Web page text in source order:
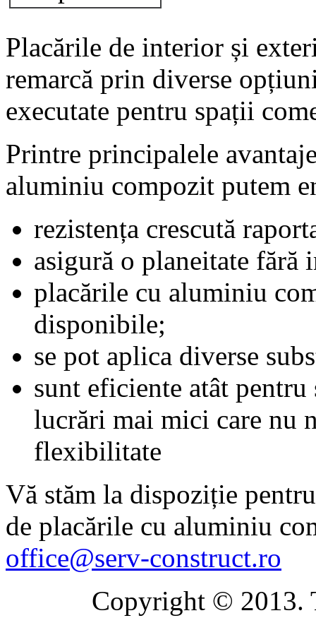
Placările de interior și
remarcă prin diverse
executate pentru spații
Printre principalele
aluminiu compozit putem
rezistența crescută
asigură o planeitate fără
placările cu aluminiu
disponibile;
se pot aplica diverse
sunt eficiente atât
lucrări mai mici care nu
flexibilitate
Vă stăm la dispoziție
de placările cu aluminiu
office@serv-construct.ro
Copyright © 2013.